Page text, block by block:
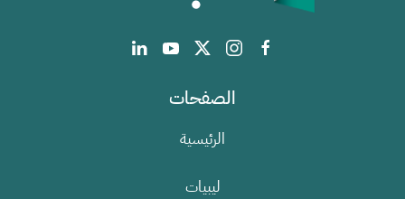
الصفحات
الرئيسية
ليبيات